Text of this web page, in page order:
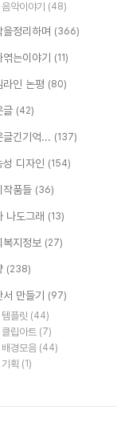
음악이야기 (48)
을정리하며 (366)
엮는이야기 (11)
라인 논평 (80)
글 (42)
글긴기억... (137)
성 디자인 (154)
작품들 (36)
나도그래 (13)
복지정보 (27)
(238)
서 만들기 (97)
템플릿 (44)
클립아트 (7)
배경모음 (44)
기획 (1)